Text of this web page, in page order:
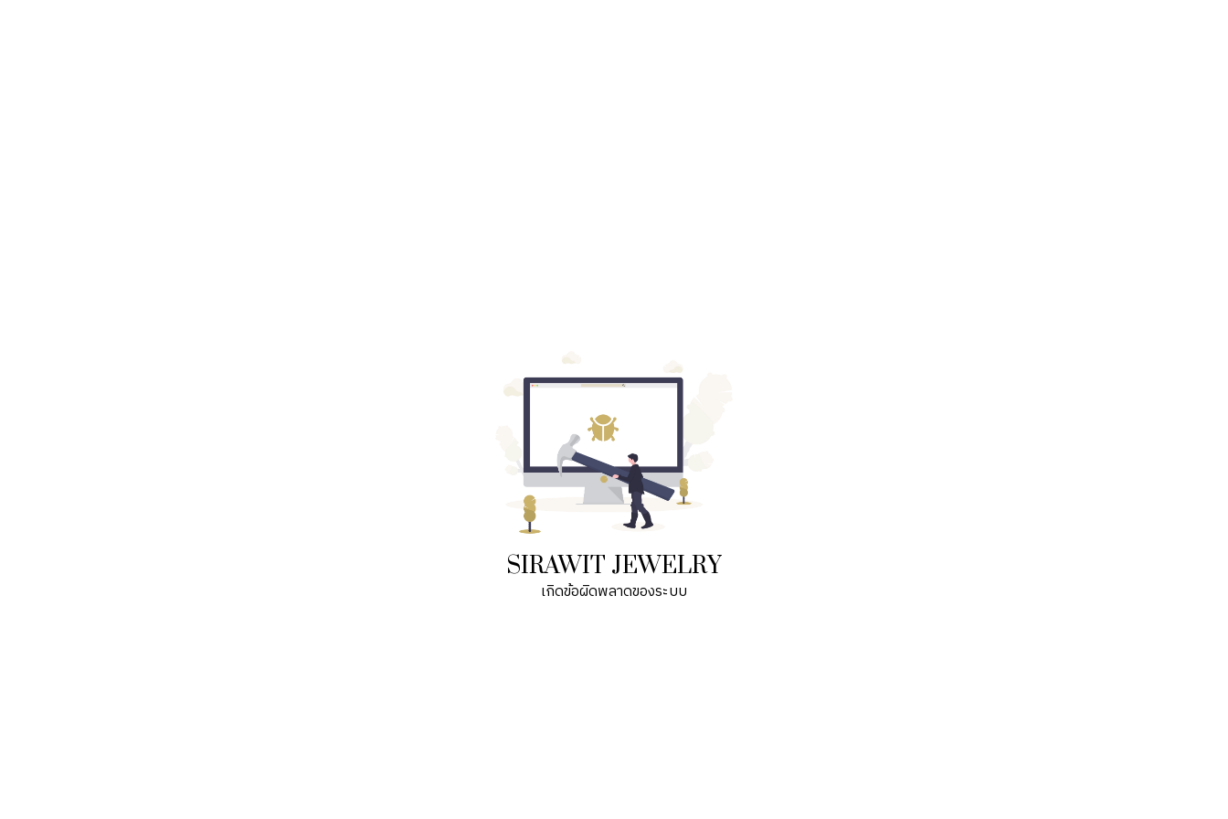
SIRAWIT JEWELRY
เกิดข้อผิดพลาดของระบบ